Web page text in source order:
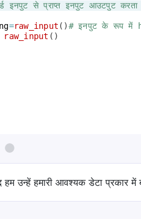
इनपुट से प्राप्त इनपुट आउटपुट
=raw_input ( )# इनपुट के रूप में
raw_input ( )
हम उन्हें हमारी आवश्यक डेटा